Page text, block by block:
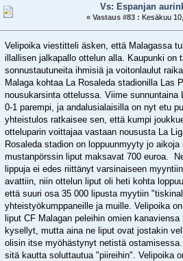
Vs: Espanjan
«Vastaus #83 : Kesäkuu
Velipoika viestitteli äsken, että Malagassa
illallisen jalkapallo ottelun alla. Kaupunki on
sonnustautuneita ihmisiä ja voitonlaulut
Malaga kohtaa La Rosaleda stadionilla Las
nousukarsinta ottelussa. Viime sunnuntaina
0-1 parempi, ja andalusialaisilla on nyt etu
yhteistulos ratkaisee sen, että kumpi
otteluparin voittajaa vastaan noususta La
Rosaleda stadion on loppuunmyyty jo
mustanpörssin liput maksavat 700 euroa.
lippuja ei edes riittänyt varsinaiseen
avattiin, niin ottelun liput oli heti kohta
että suuri osa 35 000 lipusta myytiin
yhteistyökumppaneille ja muille. Velipoika
liput CF Malagan peleihin omien
kysellyt, mutta aina ne liput ovat jostakin
olisin itse myöhästynyt netistä
sitä kautta soluttautua "piireihin". Velipoika